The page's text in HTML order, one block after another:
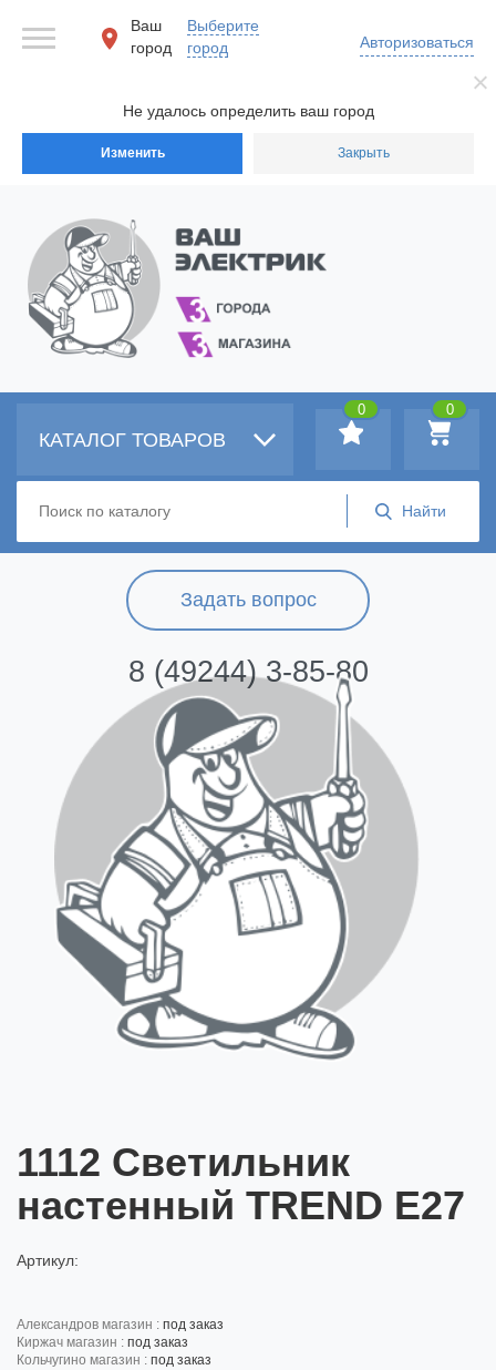
Не удалось определить ваш город
Изменить Закрыть
Ваш
город
Выберите
город
Авторизоваться
Задать вопрос
8 (49244) 3-85-80
КАТАЛОГ ТОВАРОВ
0
0
1112 Светильник
настенный TREND E27
Артикул:
александров магазин : под заказ
киржач магазин : под заказ
кольчугино магазин : под заказ